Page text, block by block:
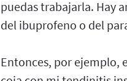
puedas trabajarla. Hay
del ibuprofeno o del
Entonces, por ejemplo,